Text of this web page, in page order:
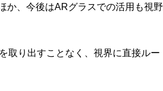
か、今後はARグラスでの活用も視野
取り出すことなく、視界に直接ルー